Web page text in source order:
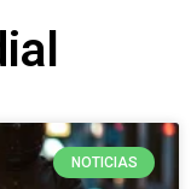
NOTICIAS